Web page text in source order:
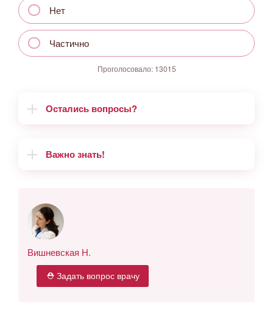
Нет
Частично
Проголосовало: 13015
Остались вопросы?
Важно знать!
Вишневская Н.
⛑ Задать вопрос врачу